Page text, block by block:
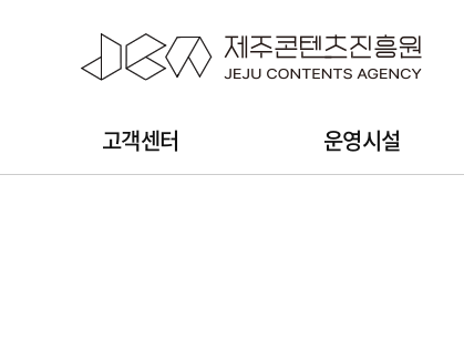
고객센터 운영시설